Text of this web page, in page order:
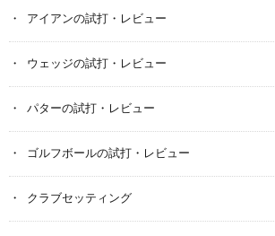
アイアンの試打・レビュー
ウェッジの試打・レビュー
パターの試打・レビュー
ゴルフボールの試打・レビュー
クラブセッティング